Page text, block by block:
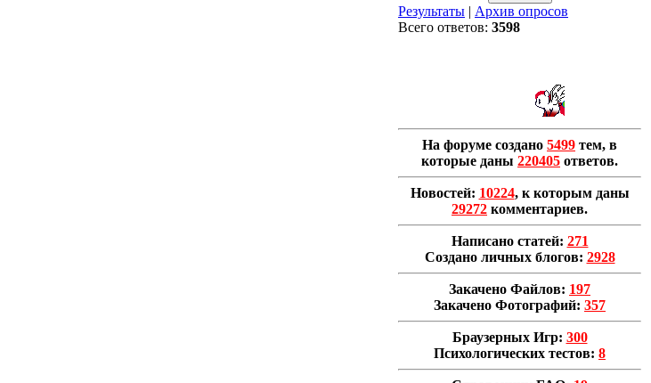
Результаты | Архив опросов
Всего ответов: 3598
На форуме создано 5499 тем, в
которые даны 220405 ответов.
Новостей: 10224, к которым даны
29272 комментариев.
Написано статей: 271
Создано личных блогов: 2928
Закачено Файлов: 197
Закачено Фотографий: 357
Браузерных Игр: 300
Психологических тестов: 8